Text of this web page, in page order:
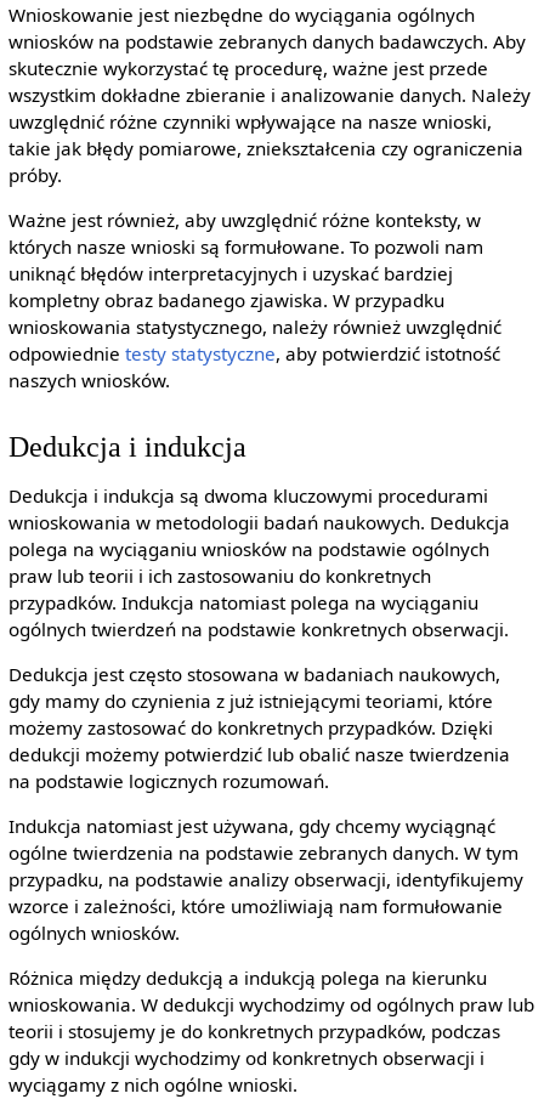
Wnioskowanie jest niezbędne do wyciągania ogólnych
wniosków na podstawie zebranych danych badawczych. Aby
skutecznie wykorzystać tę procedurę, ważne jest przede
wszystkim dokładne zbieranie i analizowanie danych. Należy
uwzględnić różne czynniki wpływające na nasze wnioski,
takie jak błędy pomiarowe, zniekształcenia czy ograniczenia
próby.
Ważne jest również, aby uwzględnić różne konteksty, w
których nasze wnioski są formułowane. To pozwoli nam
uniknąć błędów interpretacyjnych i uzyskać bardziej
kompletny obraz badanego zjawiska. W przypadku
wnioskowania statystycznego, należy również uwzględnić
odpowiednie testy statystyczne, aby potwierdzić istotność
naszych wniosków.
Dedukcja i indukcja
Dedukcja i indukcja są dwoma kluczowymi procedurami
wnioskowania w metodologii badań naukowych. Dedukcja
polega na wyciąganiu wniosków na podstawie ogólnych
praw lub teorii i ich zastosowaniu do konkretnych
przypadków. Indukcja natomiast polega na wyciąganiu
ogólnych twierdzeń na podstawie konkretnych obserwacji.
Dedukcja jest często stosowana w badaniach naukowych,
gdy mamy do czynienia z już istniejącymi teoriami, które
możemy zastosować do konkretnych przypadków. Dzięki
dedukcji możemy potwierdzić lub obalić nasze twierdzenia
na podstawie logicznych rozumowań.
Indukcja natomiast jest używana, gdy chcemy wyciągnąć
ogólne twierdzenia na podstawie zebranych danych. W tym
przypadku, na podstawie analizy obserwacji, identyfikujemy
wzorce i zależności, które umożliwiają nam formułowanie
ogólnych wniosków.
Różnica między dedukcją a indukcją polega na kierunku
wnioskowania. W dedukcji wychodzimy od ogólnych praw lub
teorii i stosujemy je do konkretnych przypadków, podczas
gdy w indukcji wychodzimy od konkretnych obserwacji i
wyciągamy z nich ogólne wnioski.